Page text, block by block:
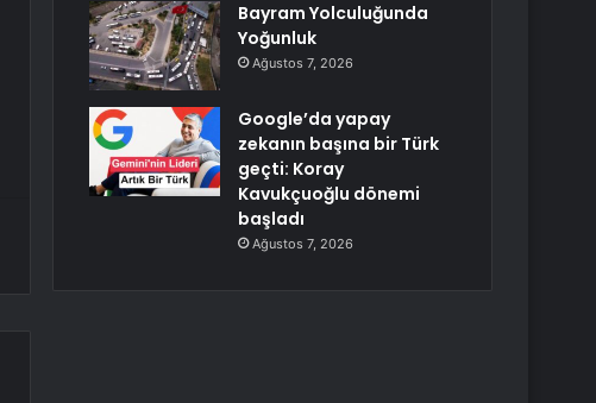
Bayram Yolculuğunda
Yoğunluk
Ağustos 7, 2026
Google’da yapay
zekanın başına bir Türk
geçti: Koray
Kavukçuoğlu dönemi
başladı
Ağustos 7, 2026